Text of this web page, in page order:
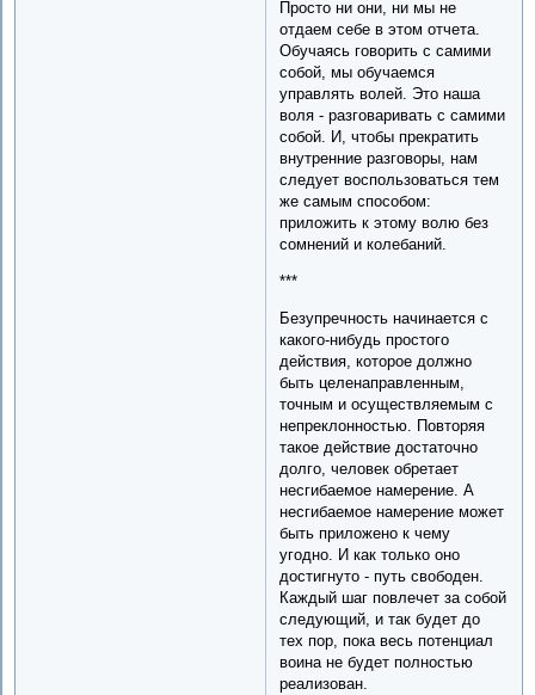
Просто ни они, ни мы не
отдаем себе в этом отчета.
Обучаясь говорить с самими
собой, мы обучаемся
управлять волей. Это наша
воля - разговаривать с самими
собой. И, чтобы прекратить
внутренние разговоры, нам
следует воспользоваться тем
же самым способом:
приложить к этому волю без
сомнений и колебаний.
***
Безупречность начинается с
какого-нибудь простого
действия, которое должно
быть целенаправленным,
точным и осуществляемым с
непреклонностью. Повторяя
такое действие достаточно
долго, человек обретает
несгибаемое намерение. А
несгибаемое намерение может
быть приложено к чему
угодно. И как только оно
достигнуто - путь свободен.
Каждый шаг повлечет за собой
следующий, и так будет до
тех пор, пока весь потенциал
воина не будет полностью
реализован.